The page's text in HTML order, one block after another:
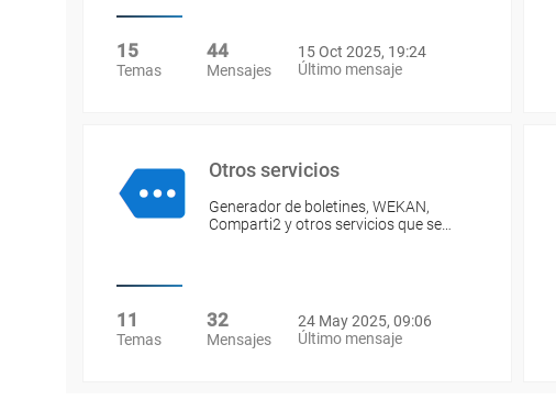
15
Temas
44
Mensajes
15 Oct 2025, 19:24
Último mensaje
Otros servicios
Generador de boletines, WEKAN,
Comparti2 y otros servicios que se…
11
Temas
32
Mensajes
24 May 2025, 09:06
Último mensaje